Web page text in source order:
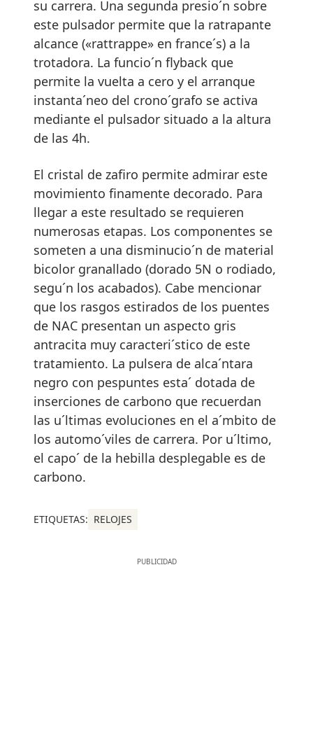
su carrera. Una segunda presio´n sobre
este pulsador permite que la ratrapante
alcance («rattrappe» en france´s) a la
trotadora. La funcio´n flyback que
permite la vuelta a cero y el arranque
instanta´neo del crono´grafo se activa
mediante el pulsador situado a la altura
de las 4h.
El cristal de zafiro permite admirar este
movimiento finamente decorado. Para
llegar a este resultado se requieren
numerosas etapas. Los componentes se
someten a una disminucio´n de material
bicolor granallado (dorado 5N o rodiado,
segu´n los acabados). Cabe mencionar
que los rasgos estirados de los puentes
de NAC presentan un aspecto gris
antracita muy caracteri´stico de este
tratamiento. La pulsera de alca´ntara
negro con pespuntes esta´ dotada de
inserciones de carbono que recuerdan
las u´ltimas evoluciones en el a´mbito de
los automo´viles de carrera. Por u´ltimo,
el capo´ de la hebilla desplegable es de
carbono.
ETIQUETAS: RELOJES